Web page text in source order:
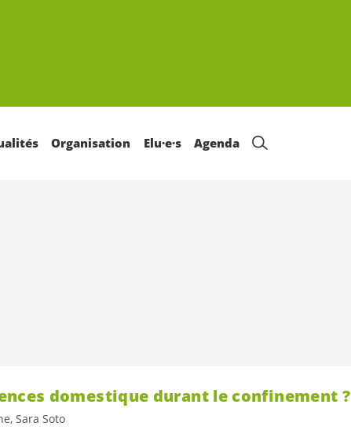
Organisation Elu·e·s Agenda
domestique durant le confinement ?
Sara Soto